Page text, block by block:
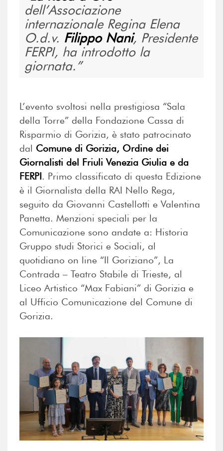
dell’Associazione
internazionale Regina Elena
O.d.v. Filippo Nani, Presidente
FERPI, ha introdotto la
giornata.
L’evento svoltosi nella prestigiosa “Sala
della Torre” della Fondazione Cassa di
Risparmio di Gorizia, è stato patrocinato
dal Comune di Gorizia, Ordine dei
Giornalisti del Friuli Venezia Giulia e da
FERPI. Primo classificato di questa Edizione
è il Giornalista della RAI Nello Rega,
seguito da Giovanni Castellotti e Valentina
Panetta. Menzioni speciali per la
Comunicazione sono andate a: Historia
Gruppo studi Storici e Sociali, al
quotidiano on line “Il Goriziano”, La
Contrada – Teatro Stabile di Trieste, al
Liceo Artistico “Max Fabiani” di Gorizia e
al Ufficio Comunicazione del Comune di
Gorizia.